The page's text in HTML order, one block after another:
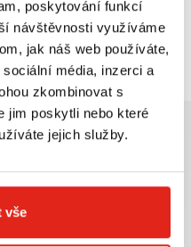
poskytování funkcí
návštěvnosti využíváme
jak náš web používáte,
média, inzerci a
zkombinovat s
jim poskytli nebo které
jejich služby.
vše
z 2produktů
rámci ČR